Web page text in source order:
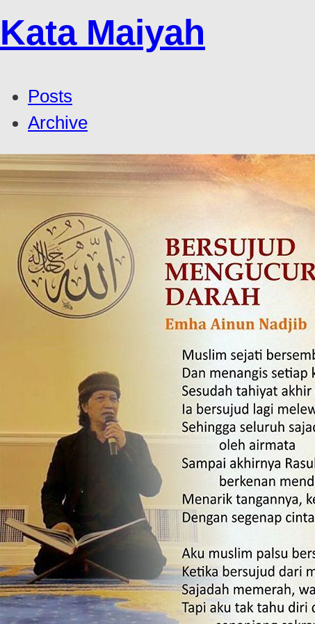
Kata Maiyah
Posts
Archive